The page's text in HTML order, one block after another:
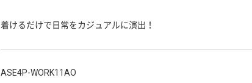
着けるだけで日常をカジュアルに演出！
ASE4P-WORK11AO